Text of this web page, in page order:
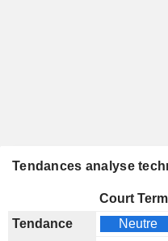
Tendances analyse
Court
Tendance
Neutre